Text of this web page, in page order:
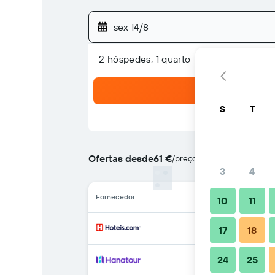
sex 14/8
2 hóspedes, 1 quarto
Ofertas desde61 €/preço por noite mais
Fornecedor
S T
3 4
10 11
17 18
24 25